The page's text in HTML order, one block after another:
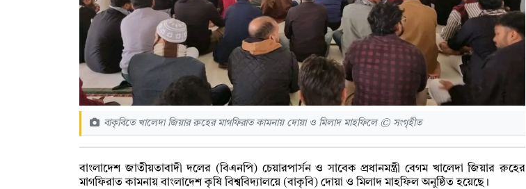
বাকৃবিতে খালেদা জিয়ার রুহের মাগফিরাত কামনায় দোয়া ও মিলাদ মাহফিলে © সংগৃহীত
বাংলাদেশ জাতীয়তাবাদী দলের (বিএনপি) চেয়ারপার্সন ও সাবেক প্রধানমন্ত্রী বেগম খালেদা জিয়ার রুহের
মাগফিরাত কামনায় বাংলাদেশ কৃষি বিশ্ববিদ্যালয়ে (বাকৃবি) দোয়া ও মিলাদ মাহফিল অনুষ্ঠিত হয়েছে।